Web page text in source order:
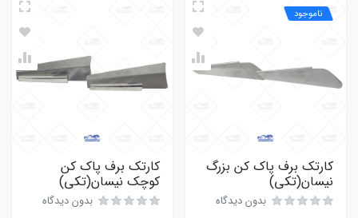
ناموجود
کارتک برف پاک کن بزرگ
نیسان(تکی)
بدون دیدگاه
کارتک برف پاک کن
کوچک نیسان(تکی)
بدون دیدگاه